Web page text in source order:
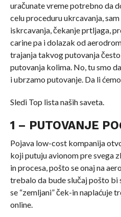
uračunate vreme potrebno da
celu proceduru ukrcavanja,
iskrcavanja, čekanje prtljaga,
carine pa i dolazak od
trajanja takvog putovanja
putovanja kolima. No, tu smo
i ubrzamo putovanje. Da li
Sledi Top lista naših saveta.
1 – PUTOVANJE
Pojava low-cost kompanija
koji putuju avionom pre svega
in procesa, pošto se onaj na
trebalo da bude slučaj pošto bi
se “zemljani” ček-in naplaćuje
online.